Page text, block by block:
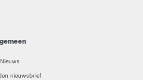
Nieuws
nieuwsbrief